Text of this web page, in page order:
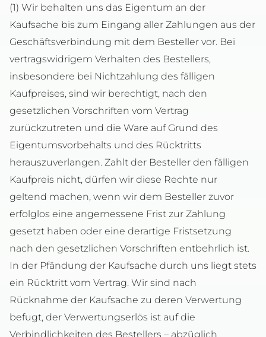
(1) Wir behalten uns das Eigentum an der
Kaufsache bis zum Eingang aller Zahlungen aus der
Geschäftsverbindung mit dem Besteller vor. Bei
vertragswidrigem Verhalten des Bestellers,
insbesondere bei Nichtzahlung des fälligen
Kaufpreises, sind wir berechtigt, nach den
gesetzlichen Vorschriften vom Vertrag
zurückzutreten und die Ware auf Grund des
Eigentumsvorbehalts und des Rücktritts
herauszuverlangen. Zahlt der Besteller den fälligen
Kaufpreis nicht, dürfen wir diese Rechte nur
geltend machen, wenn wir dem Besteller zuvor
erfolglos eine angemessene Frist zur Zahlung
gesetzt haben oder eine derartige Fristsetzung
nach den gesetzlichen Vorschriften entbehrlich ist.
In der Pfändung der Kaufsache durch uns liegt stets
ein Rücktritt vom Vertrag. Wir sind nach
Rücknahme der Kaufsache zu deren Verwertung
befugt, der Verwertungserlös ist auf die
Verbindlichkeiten des Bestellers – abzüglich